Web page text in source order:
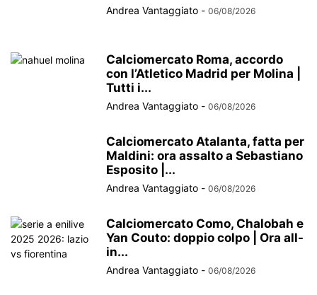
Andrea Vantaggiato - 06/08/2026
Calciomercato Roma, accordo
con l’Atletico Madrid per Molina |
Tutti i...
Andrea Vantaggiato - 06/08/2026
Calciomercato Atalanta, fatta per
Maldini: ora assalto a Sebastiano
Esposito |...
Andrea Vantaggiato - 06/08/2026
Calciomercato Como, Chalobah e
Yan Couto: doppio colpo | Ora all-
in...
Andrea Vantaggiato - 06/08/2026